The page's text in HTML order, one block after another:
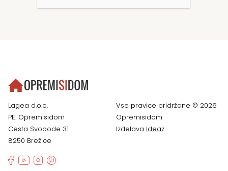
Lagea d.o.o.
PE: Opremisidom
Cesta Svobode 31
8250 Brežice
Vse pravice pridržane © 2026
Opremisidom
Izdelava Ideaz